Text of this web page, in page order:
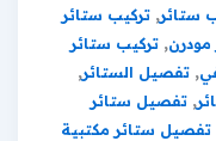
,تركيب ستائر
,تركيب ستائر
, تفصيل الستائر,
,تفصيل ستائر
ستائر مكتبية